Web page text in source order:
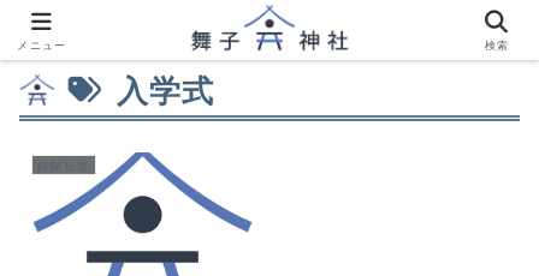
入学式
お知らせ
メニュー 検索